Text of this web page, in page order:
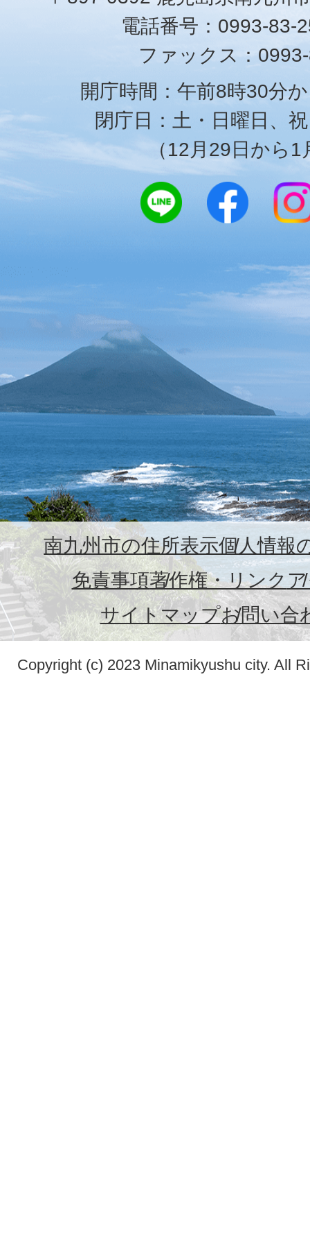
電話番号：0993-83-
ファックス：
開庁時間：午前8時30分
閉庁日：土・日曜日、
（12月29日から1
南九州市の住所表示個人情報
免責事項著作権・リンク
サイトマップお問い合
Copyright (c) 2023 Minamikyushu city. All